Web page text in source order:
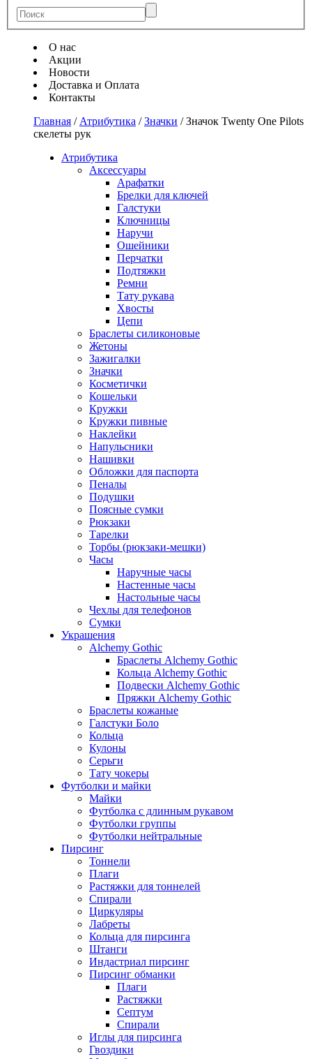
О нас
Акции
Новости
Доставка и Оплата
Контакты
Главная / Атрибутика /Значки /Значок Twenty One Pilots
скелеты рук
Атрибутика
Аксессуары
Арафатки
Брелки для ключей
Галстуки
Ключницы
Наручи
Ошейники
Перчатки
Подтяжки
Ремни
Тату рукава
Хвосты
Цепи
Браслеты силиконовые
Жетоны
Зажигалки
Значки
Косметички
Кошельки
Кружки
Кружки пивные
Наклейки
Напульсники
Нашивки
Обложки для паспорта
Пеналы
Подушки
Поясные сумки
Рюкзаки
Тарелки
Торбы (рюкзаки-мешки)
Часы
Наручные часы
Настенные часы
Настольные часы
Чехлы для телефонов
Сумки
Украшения
Alchemy Gothic
Браслеты Alchemy Gothic
Кольца Alchemy Gothic
Подвески Alchemy Gothic
Пряжки Alchemy Gothic
Браслеты кожаные
Галстуки Боло
Кольца
Кулоны
Серьги
Тату чокеры
Футболки и майки
Майки
Футболка с длинным рукавом
Футболки группы
Футболки нейтральные
Пирсинг
Тоннели
Плаги
Растяжки для тоннелей
Спирали
Циркуляры
Лабреты
Кольца для пирсинга
Штанги
Индастриал пирсинг
Пирсинг обманки
Плаги
Растяжки
Септум
Спирали
Иглы для пирсинга
Гвоздики